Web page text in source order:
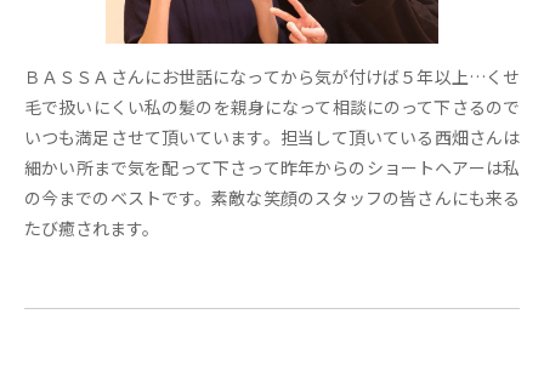
ＢＡＳＳＡさんにお世話になってから気が付けば５年以上…くせ
毛で扱いにくい私の髪のを親身になって相談にのって下さるので
いつも満足させて頂いています。担当して頂いている西畑さんは
細かい所まで気を配って下さって昨年からのショートヘアーは私
の今までのベストです。素敵な笑顔のスタッフの皆さんにも来る
たび癒されます。